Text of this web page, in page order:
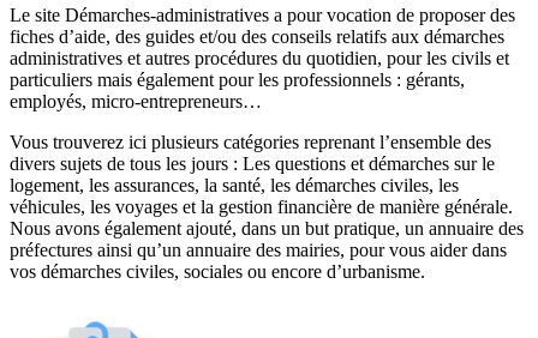
Le site Démarches-administratives a pour vocation de proposer des
fiches d’aide, des guides et/ou des conseils relatifs aux démarches
administratives et autres procédures du quotidien, pour les civils et
particuliers mais également pour les professionnels : gérants,
employés, micro-entrepreneurs…
Vous trouverez ici plusieurs catégories reprenant l’ensemble des
divers sujets de tous les jours : Les questions et démarches sur le
logement, les assurances, la santé, les démarches civiles, les
véhicules, les voyages et la gestion financière de manière générale.
Nous avons également ajouté, dans un but pratique, un annuaire des
préfectures ainsi qu’un annuaire des mairies, pour vous aider dans
vos démarches civiles, sociales ou encore d’urbanisme.